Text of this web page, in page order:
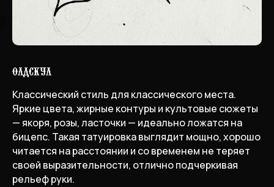
Олдскул
Классический стиль для классического места.
Яркие цвета, жирные контуры и культовые сюжеты
— якоря, розы, ласточки — идеально ложатся на
бицепс. Такая татуировка выглядит мощно, хорошо
читается на расстоянии и со временем не теряет
своей выразительности, отлично подчеркивая
рельеф руки.